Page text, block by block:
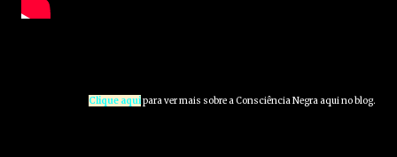
Clique aquipara ver mais sobre a Consciência Negra aqui no blog.